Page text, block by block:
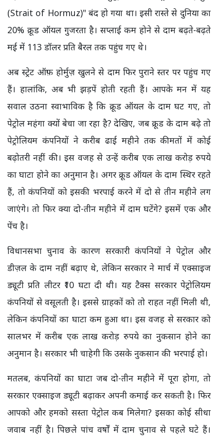
(Strait of Hormuz)" बंद हो गया था। इसी रास्ते से दुनिया का
20% क्रूड ऑयल गुजरता है। सप्लाई कम होने से दाम बढ़ते-बढ़ते
मई में 113 डॉलर प्रति बैरल तक पहुंच गए थे।
अब स्ट्रेट ऑफ़ होर्मुज़ खुलने से दाम फिर पुराने स्तर पर पहुंच गए
हैं। हालांकि, अब भी झड़पें होती रहती हैं। आपके मन में यह
सवाल उठना स्वाभाविक है कि क्रूड ऑयल के दाम घट गए, तो
पेट्रोल महंगा क्यों बेचा जा रहा है? देखिए, जब क्रूड के दाम बढ़े तो
पेट्रोलियम कंपनियों ने करीब ढाई महीने तक कीमतों में कोई
बढ़ोतरी नहीं की। इस वजह से उन्हें करीब एक लाख करोड़ रुपये
का घाटा होने का अनुमान है। अगर क्रूड ऑयल के दाम स्थिर रहते
हैं, तो कंपनियों को इसकी भरपाई करने में दो से तीन महीने लग
जाएंगे। तो फिर क्या दो-तीन महीने में दाम घटेंगे? इसमें एक और
पेंच है।
विधानसभा चुनाव के कारण सरकारी कंपनियों ने पेट्रोल और
डीज़ल के दाम नहीं बढ़ाए थे, लेकिन सरकार ने मार्च में एक्साइज
ड्यूटी प्रति लीटर ₹10 घटा दी थी। यह टैक्स सरकार पेट्रोलियम
कंपनियों से वसूलती है। इससे ग्राहकों को तो राहत नहीं मिली थी,
लेकिन कंपनियों का घाटा कम हुआ था। इस वजह से सरकार को
सालभर में करीब एक लाख करोड़ रुपये का नुकसान होने का
अनुमान है। सरकार भी चाहेगी कि उसके नुकसान की भरपाई हो।
मतलब, कंपनियों का घाटा जब दो-तीन महीने में पूरा होगा, तो
सरकार एक्साइज ड्यूटी बढ़ाकर अपनी कमाई कर सकती है। फिर
आपको और हमको सस्ता पेट्रोल कब मिलेगा? इसका कोई सीधा
जवाब नहीं है। पिछले पांच वर्षों में दाम चुनाव से पहले घटे हैं।